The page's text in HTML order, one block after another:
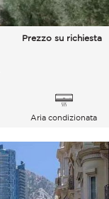
Prezzo su richiesta
Aria condizionata